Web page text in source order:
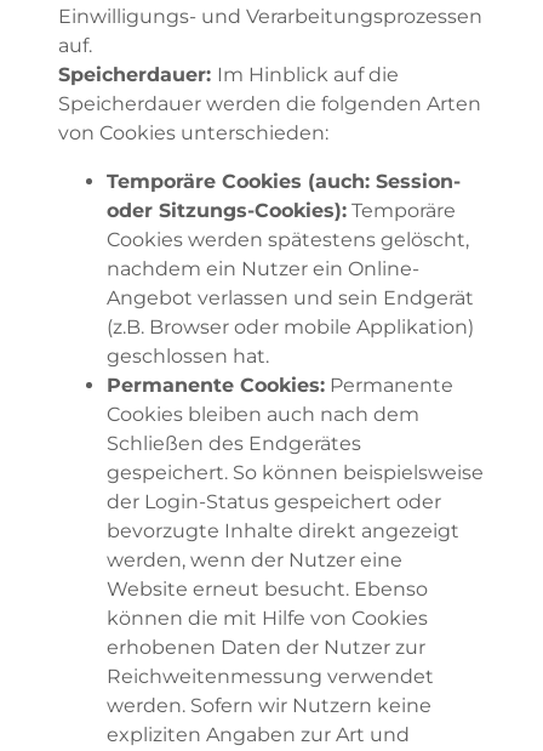
Einwilligungs- und Verarbeitungsprozessen
auf.
Speicherdauer: Im Hinblick auf die
Speicherdauer werden die folgenden Arten
von Cookies unterschieden:
Temporäre Cookies (auch: Session-
oder Sitzungs-Cookies): Temporäre
Cookies werden spätestens gelöscht,
nachdem ein Nutzer ein Online-
Angebot verlassen und sein Endgerät
(z.B. Browser oder mobile Applikation)
geschlossen hat.
Permanente Cookies: Permanente
Cookies bleiben auch nach dem
Schließen des Endgerätes
gespeichert. So können beispielsweise
der Login-Status gespeichert oder
bevorzugte Inhalte direkt angezeigt
werden, wenn der Nutzer eine
Website erneut besucht. Ebenso
können die mit Hilfe von Cookies
erhobenen Daten der Nutzer zur
Reichweitenmessung verwendet
werden. Sofern wir Nutzern keine
expliziten Angaben zur Art und